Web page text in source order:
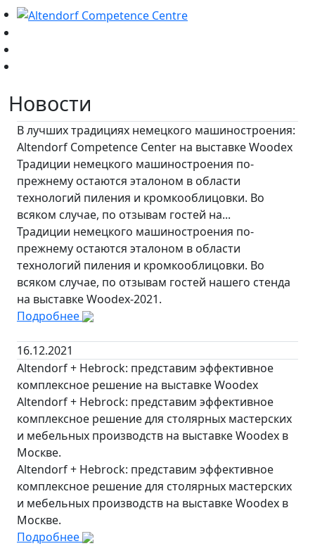
Новости
В лучших традициях немецкого машиностроения:
Altendorf Competence Center на выставке Woodex
Традиции немецкого машиностроения по-
прежнему остаются эталоном в области
технологий пиления и кромкооблицовки. Во
всяком случае, по отзывам гостей на...
Традиции немецкого машиностроения по-
прежнему остаются эталоном в области
технологий пиления и кромкооблицовки. Во
всяком случае, по отзывам гостей нашего стенда
на выставке Woodex-2021.
Подробнее
16.12.2021
Altendorf + Hebrock: представим эффективное
комплексное решение на выставке Woodex
Altendorf + Hebrock: представим эффективное
комплексное решение для столярных мастерских
и мебельных производств на выставке Woodex в
Москве.
Altendorf + Hebrock: представим эффективное
комплексное решение для столярных мастерских
и мебельных производств на выставке Woodex в
Москве.
Подробнее